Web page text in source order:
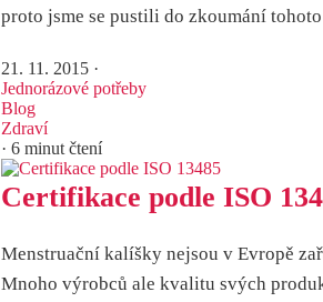
proto jsme se pustili do zkoumání
21. 11. 2015 ·
Jednorázové potřeby
Blog
Zdraví
· 6 minut čtení
Certifikace podle ISO
Menstruační kalíšky nejsou v Evropě
Mnoho výrobců ale kvalitu svých